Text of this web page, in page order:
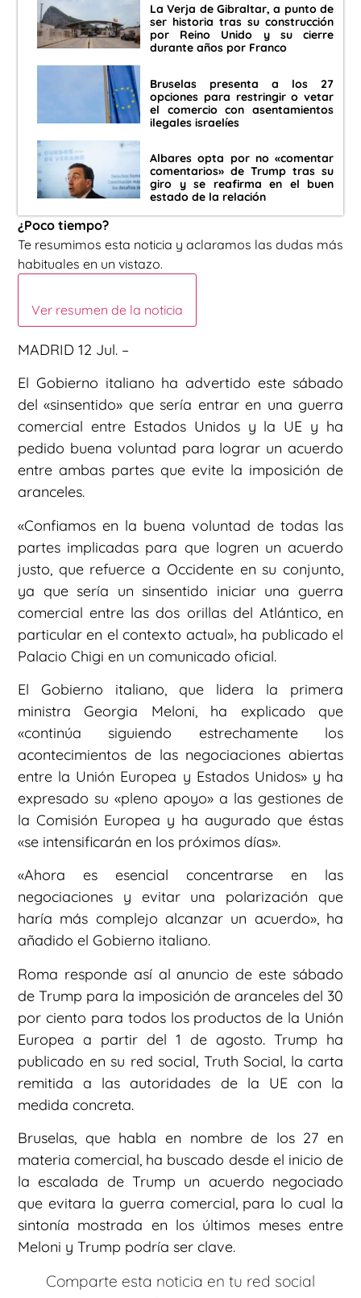
La Verja de Gibraltar, a punto de
ser historia tras su construcción
por Reino Unido y su cierre
durante años por Franco
Bruselas presenta a los 27
opciones para restringir o vetar
el comercio con asentamientos
ilegales israelíes
Albares opta por no «comentar
comentarios» de Trump tras su
giro y se reafirma en el buen
estado de la relación
¿Poco tiempo?
Te resumimos esta noticia y aclaramos las dudas más
habituales en un vistazo.
Ver resumen de la noticia
MADRID 12 Jul. –
El Gobierno italiano ha advertido este sábado
del «sinsentido» que sería entrar en una guerra
comercial entre Estados Unidos y la UE y ha
pedido buena voluntad para lograr un acuerdo
entre ambas partes que evite la imposición de
aranceles.
«Confiamos en la buena voluntad de todas las
partes implicadas para que logren un acuerdo
justo, que refuerce a Occidente en su conjunto,
ya que sería un sinsentido iniciar una guerra
comercial entre las dos orillas del Atlántico, en
particular en el contexto actual», ha publicado el
Palacio Chigi en un comunicado oficial.
El Gobierno italiano, que lidera la primera
ministra Georgia Meloni, ha explicado que
«continúa siguiendo estrechamente los
acontecimientos de las negociaciones abiertas
entre la Unión Europea y Estados Unidos» y ha
expresado su «pleno apoyo» a las gestiones de
la Comisión Europea y ha augurado que éstas
«se intensificarán en los próximos días».
«Ahora es esencial concentrarse en las
negociaciones y evitar una polarización que
haría más complejo alcanzar un acuerdo», ha
añadido el Gobierno italiano.
Roma responde así al anuncio de este sábado
de Trump para la imposición de aranceles del 30
por ciento para todos los productos de la Unión
Europea a partir del 1 de agosto. Trump ha
publicado en su red social, Truth Social, la carta
remitida a las autoridades de la UE con la
medida concreta.
Bruselas, que habla en nombre de los 27 en
materia comercial, ha buscado desde el inicio de
la escalada de Trump un acuerdo negociado
que evitara la guerra comercial, para lo cual la
sintonía mostrada en los últimos meses entre
Meloni y Trump podría ser clave.
Comparte esta noticia en tu red social